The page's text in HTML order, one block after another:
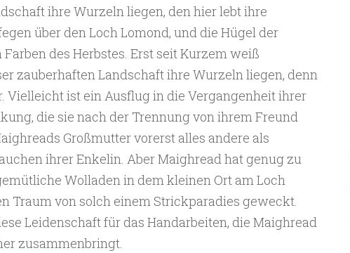
ihre Wurzeln liegen, den hier lebt ihre
über den Loch Lomond, und die Hügel der
des Herbstes. Erst seit Kurzem weiß
zauberhaften Landschaft ihre Wurzeln liegen, denn
Vielleicht ist ein Ausflug in die Vergangenheit ihrer
die sie nach der Trennung von ihrem Freund
Großmutter vorerst alles andere als
ihrer Enkelin. Aber Maighread hat genug zu
Wolladen in dem kleinen Ort am Loch
Traum von solch einem Strickparadies geweckt.
Leidenschaft für das Handarbeiten, die Maighread
zusammenbringt.